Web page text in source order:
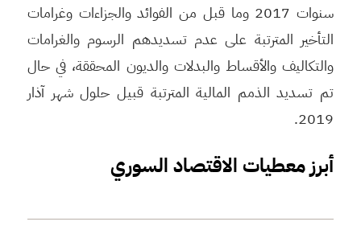
سنوات 2017 وما قبل من الفوائد والجزاءات وغرامات
التأخير المترتبة على عدم تسديدهم الرسوم والغرامات
والتكاليف والأقساط والبدلات والديون المحققة، في حال
تم تسديد الذمم المالية المترتبة قبيل حلول شهر آذار
2019.
أبرز معطيات الاقتصاد السوري